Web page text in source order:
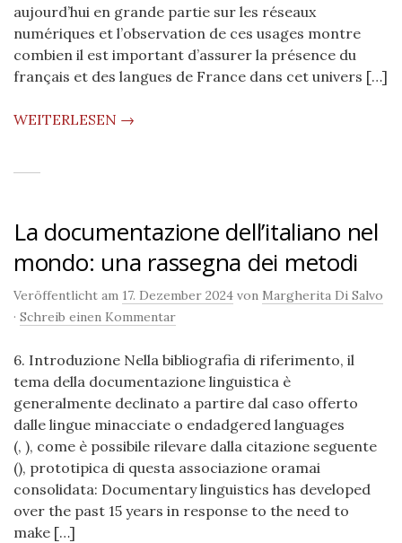
aujourd’hui en grande partie sur les réseaux
numériques et l’observation de ces usages montre
combien il est important d’assurer la présence du
français et des langues de France dans cet univers […]
WEITERLESEN →
La documentazione dell’italiano nel
mondo: una rassegna dei metodi
Veröffentlicht am 17. Dezember 2024 von Margherita Di Salvo
· Schreib einen Kommentar
6. Introduzione Nella bibliografia di riferimento, il
tema della documentazione linguistica è
generalmente declinato a partire dal caso offerto
dalle lingue minacciate o endadgered languages
(, ), come è possibile rilevare dalla citazione seguente
(), prototipica di questa associazione oramai
consolidata: Documentary linguistics has developed
over the past 15 years in response to the need to
make […]